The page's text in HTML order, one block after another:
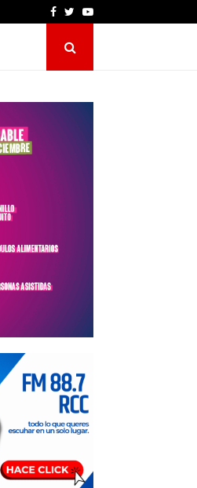
Facebook
TwitterYoutube